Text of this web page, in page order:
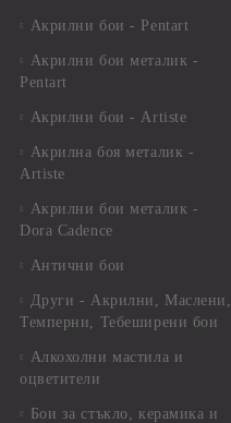
Акрилни бои - Pentart
Акрилни бои металик -
Pentart
Акрилни бои - Artiste
Акрилна боя металик -
Artiste
Акрилни бои металик -
Dora Cadence
Антични бои
Други - Акрилни, Маслени,
Темперни, Тебеширени бои
Алкохолни мастила и
оцветители
Бои за стъкло, керамика и